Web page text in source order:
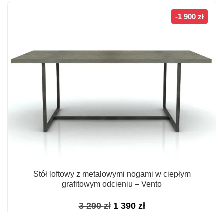
-1 900 zł
Stół loftowy z metalowymi nogami w ciepłym
grafitowym odcieniu – Vento
3 290zł Pierwotna
1 390 złAktualna